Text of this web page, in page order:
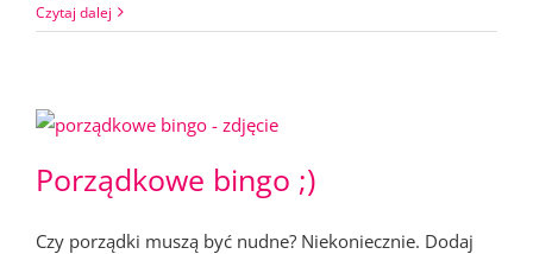
Czytaj dalej
Porządkowe bingo ;)
Czy porządki muszą być nudne? Niekoniecznie. Dodaj